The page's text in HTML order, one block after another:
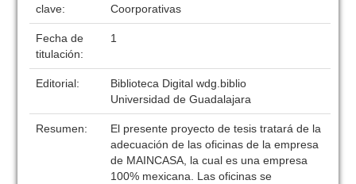
clave:
Coorporativas
Fecha de
titulación:
1
Editorial:
Biblioteca Digital wdg.biblio
Universidad de Guadalajara
Resumen:
El presente proyecto de tesis tratará de la
adecuación de las oficinas de la empresa
de MAINCASA, la cual es una empresa
100% mexicana. Las oficinas se